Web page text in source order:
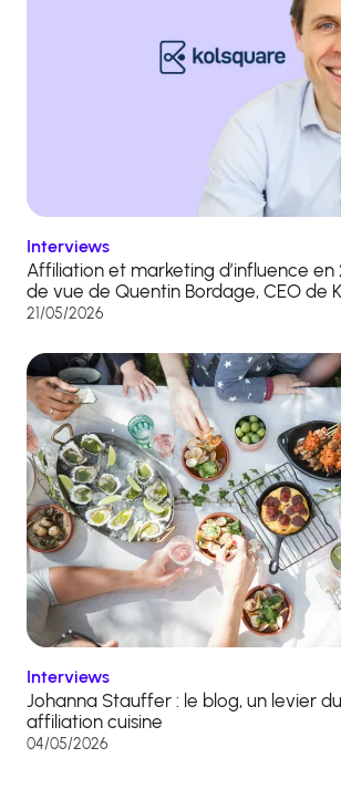
Interviews
Affiliation et marketing d’influence en
de vue de Quentin Bordage, CEO de
21/05/2026
Interviews
Johanna Stauffer : le blog, un levier
affiliation cuisine
04/05/2026